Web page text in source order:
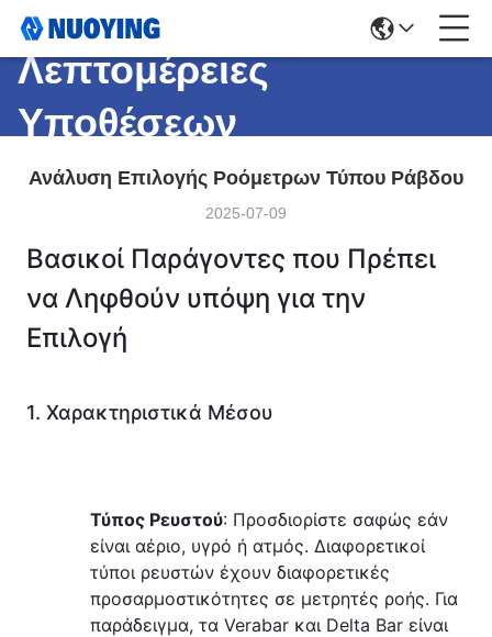
Λεπτομέρειες
Υποθέσεων
Ανάλυση Επιλογής Ροόμετρων Τύπου Ράβδου
2025-07-09
Βασικοί Παράγοντες που Πρέπει
να Ληφθούν υπόψη για την
Επιλογή
1. Χαρακτηριστικά Μέσου
Τύπος Ρευστού: Προσδιορίστε σαφώς εάν
είναι αέριο, υγρό ή ατμός. Διαφορετικοί
τύποι ρευστών έχουν διαφορετικές
προσαρμοστικότητες σε μετρητές ροής. Για
παράδειγμα, τα Verabar και Delta Bar είναι